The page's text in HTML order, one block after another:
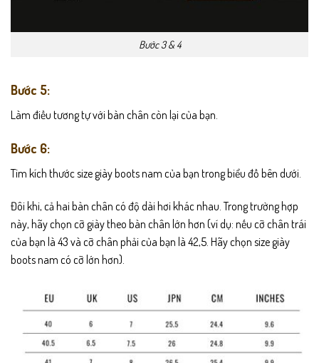
Bước 3 & 4
Bước 5:
Làm điều tương tự với bàn chân còn lại của bạn.
Bước 6:
Tìm kích thước size giày boots nam của bạn trong biểu đồ bên dưới.
Đôi khi, cả hai bàn chân có độ dài hơi khác nhau. Trong trường hợp
này, hãy chọn cỡ giày theo bàn chân lớn hơn (ví dụ: nếu cỡ chân trái
của bạn là 43 và cỡ chân phải của bạn là 42,5. Hãy chọn size giày
boots nam có cỡ lớn hơn).